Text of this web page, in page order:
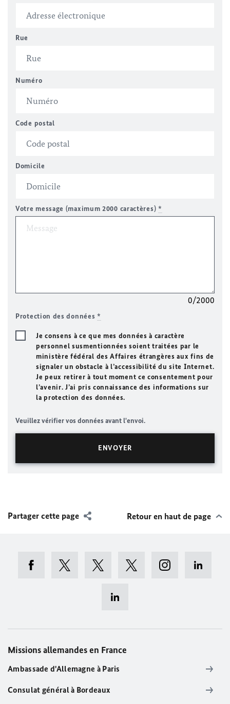
Rue
Numéro
Code postal
Domicile
Votre message (maximum 2000 caractères) *
0/2000
Protection des données*
Je consens à ce que mes données à caractère
personnel susmentionnées soient traitées par le
ministère fédéral des Affaires étrangères aux fins de
signaler un obstacle à l’accessibilité du site Internet.
Je peux retirer à tout moment ce consentement pour
l’avenir. J’ai pris connaissance des informations sur
la protection des données.
Veuillez vérifier vos données avant l'envoi.
Partager cette page Retour en haut de page
Missions allemandes en France
Ambassade d'Allemagne à Paris
Consulat général à Bordeaux